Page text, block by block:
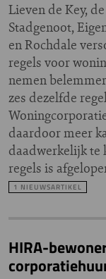
Lieven de Key,
Stadgenoot,
en Rochdale
regels voor
nemen
zes dezelfde
daardoor meer
daadwerkelijk te
regels is
1 NIEUWSARTIKEL
HIRA-